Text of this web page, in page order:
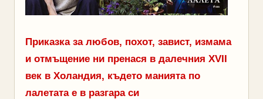
Приказка за любов, похот, завист, измама
и отмъщение ни пренася в далечния XVII
век в Холандия, където манията по
лалетата е в разгара си